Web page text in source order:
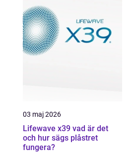
03 maj 2026
Lifewave x39 vad är det
och hur sägs plåstret
fungera?